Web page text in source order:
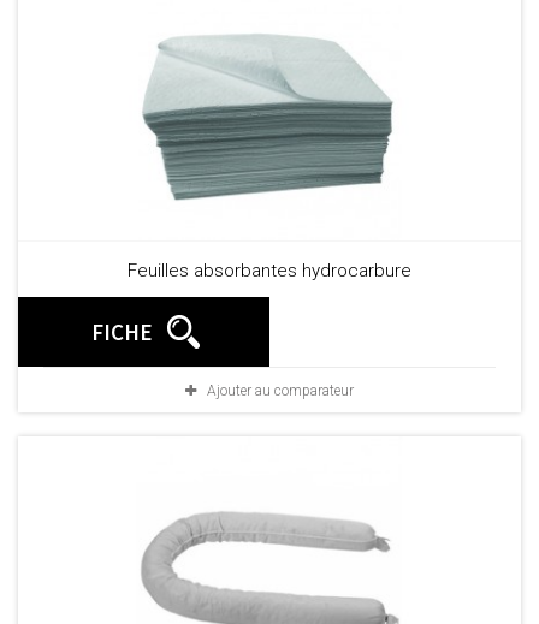
Feuilles absorbantes hydrocarbure
FICHE
Ajouter au comparateur